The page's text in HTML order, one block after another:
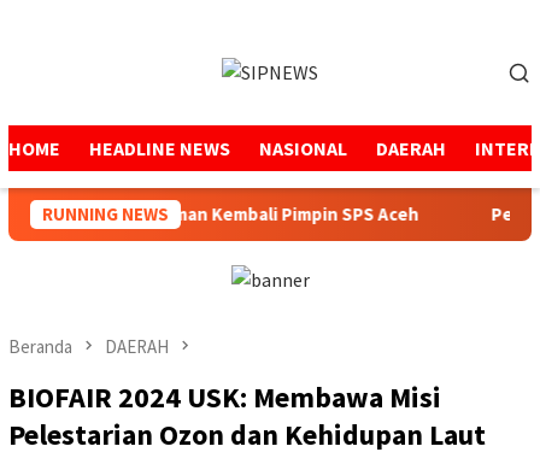
HOME HEADLINE NEWS NASIONAL DAERAH
RUNNING NEWS
Mukhtaruddin Usman Kembali Pimpin SPS Aceh
Beranda DAERAH
BIOFAIR 2024 USK: Membawa Misi
Pelestarian Ozon dan Kehidupan Laut